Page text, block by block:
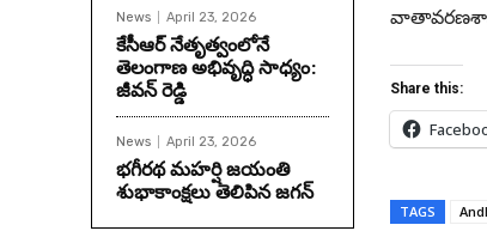
News April 23, 2026
కేసీఆర్ నేతృత్వంలోనే
తెలంగాణ అభివృద్ధి సాధ్యం:
జీవన్ రెడ్డి
News April 23, 2026
భగీరథ మహర్షి జయంతి
శుభాకాంక్షలు తెలిపిన జగన్‌
Share this:
TAGS